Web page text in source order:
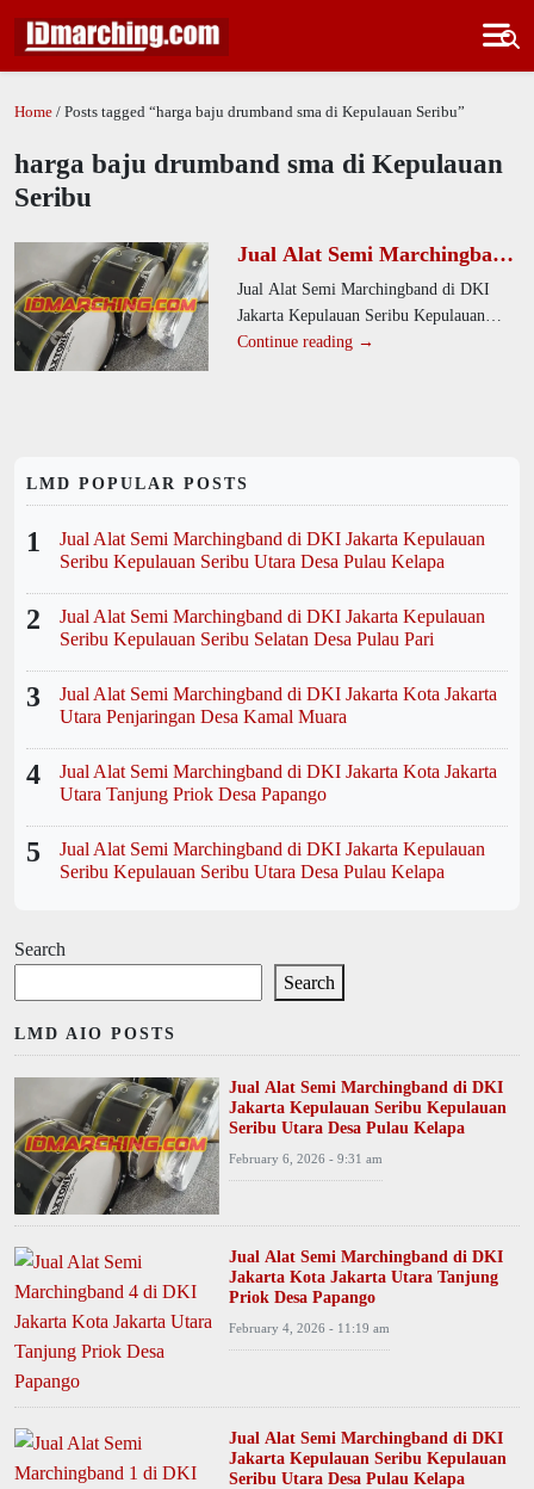
Home / Posts tagged “harga baju drumband sma di Kepulauan Seribu”
harga baju drumband sma di Kepulauan
Seribu
Jual Alat Semi Marchingband
di DKI Jakarta Kepulauan
Seribu Kepulauan Seribu
Utara Desa Pulau Kelapa
Jual Alat Semi Marchingband di DKI
Jakarta Kepulauan Seribu Kepulauan
Seribu Utara Desa Pulau Kelapa. Sebagai
Continue reading →
LMD POPULAR POSTS
1
Jual Alat Semi Marchingband di DKI Jakarta Kepulauan
Seribu Kepulauan Seribu Utara Desa Pulau Kelapa
2
Jual Alat Semi Marchingband di DKI Jakarta Kepulauan
Seribu Kepulauan Seribu Selatan Desa Pulau Pari
3
Jual Alat Semi Marchingband di DKI Jakarta Kota Jakarta
Utara Penjaringan Desa Kamal Muara
4
Jual Alat Semi Marchingband di DKI Jakarta Kota Jakarta
Utara Tanjung Priok Desa Papango
5
Jual Alat Semi Marchingband di DKI Jakarta Kepulauan
Seribu Kepulauan Seribu Utara Desa Pulau Kelapa
Search
Search
LMD AIO POSTS
Jual Alat Semi Marchingband di DKI
Jakarta Kepulauan Seribu Kepulauan
Seribu Utara Desa Pulau Kelapa
February 6, 2026 - 9:31 am
Jual Alat Semi Marchingband di DKI
Jakarta Kota Jakarta Utara Tanjung
Priok Desa Papango
February 4, 2026 - 11:19 am
Jual Alat Semi Marchingband di DKI
Jakarta Kepulauan Seribu Kepulauan
Seribu Utara Desa Pulau Kelapa